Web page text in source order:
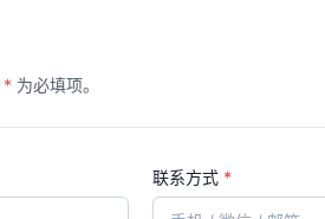
* 为必填项。
联系方式 *